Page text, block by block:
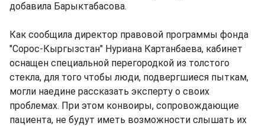
добавила Барыктабасова.
Как сообщила директор правовой программы фонда
"Сорос-Кыргызстан" Нуриана Картанбаева, кабинет
оснащен специальной перегородкой из толстого
стекла, для того чтобы люди, подвергшиеся пыткам,
могли наедине рассказать эксперту о своих
проблемах. При этом конвоиры, сопровождающие
пациента, не будут иметь возможности слышать их